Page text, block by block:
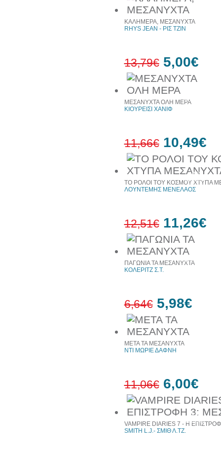
έκπτωση
ΚΑΛΗΜΕΡΑ, ΜΕΣΑΝΥΧΤΑ
RHYS JEAN - ΡΙΣ ΤΖΙΝ
13,79€ 5,00€
10%
έκπτωση
ΜΕΣΑΝΥΧΤΑ ΟΛΗ ΜΕΡΑ
ΚΙΟΥΡΕΙΣΙ ΧΑΝΙΦ
11,66€ 10,49€
10%
έκπτωση
ΤΟ ΡΟΛΟΙ ΤΟΥ ΚΟΣΜΟΥ ΧΤΥΠΑ
ΛΟΥΝΤΕΜΗΣ ΜΕΝΕΛΑΟΣ
12,51€ 11,26€
10%
ΠΑΓΩΝΙΑ ΤΑ ΜΕΣΑΝΥΧΤΑ
ΚΟΛΕΡΙΤΖ Σ.Τ.
6,64€ 5,98€
46%
έκπτωση
ΜΕΤΑ ΤΑ ΜΕΣΑΝΥΧΤΑ
ΝΤΙ ΜΩΡΙΕ ΔΑΦΝΗ
11,06€ 6,00€
VAMPIRE DIARIES 7 - Η
SMITH L.J.- ΣΜΙΘ Λ.ΤΖ.